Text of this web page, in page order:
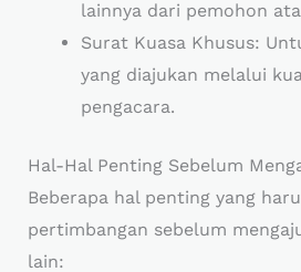
lainnya dari pemohon
Surat Kuasa Khusus:
yang diajukan melalui
pengacara.
Hal-Hal Penting Sebelum
Beberapa hal penting yang
pertimbangan sebelum
lain: